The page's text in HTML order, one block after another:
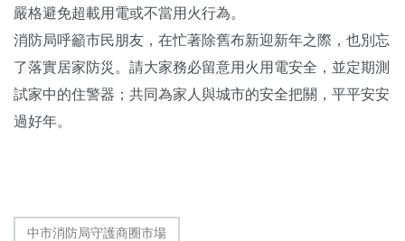
嚴格避免超載用電或不當用火行為。
消防局呼籲市民朋友，在忙著除舊布新迎新年之際，也別忘
了落實居家防災。請大家務必留意用火用電安全，並定期測
試家中的住警器；共同為家人與城市的安全把關，平平安安
過好年。
中市消防局守護商圈市場